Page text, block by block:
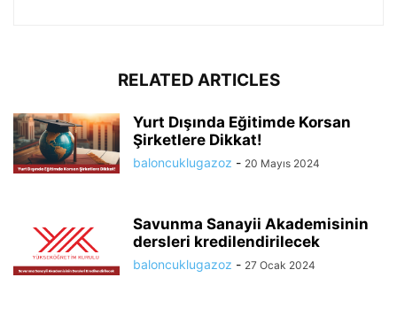
RELATED ARTICLES
Yurt Dışında Eğitimde Korsan
Şirketlere Dikkat!
baloncuklugazoz - 20 Mayıs 2024
Savunma Sanayii Akademisinin
dersleri kredilendirilecek
baloncuklugazoz - 27 Ocak 2024